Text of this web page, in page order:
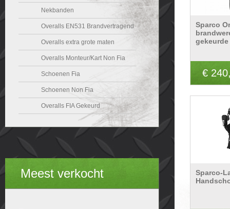
Nekbanden
Overalls EN531 Brandvertragend
Overalls extra grote maten
Overalls Monteur/Kart Non Fia
Schoenen Fia
Schoenen Non Fia
Overalls FIA Gekeurd
Meest verkocht
Sparco
€
Sparco-